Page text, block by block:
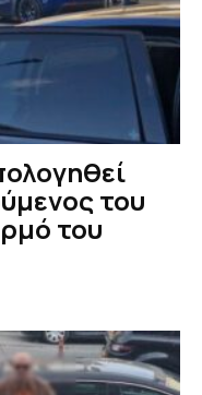
του
του